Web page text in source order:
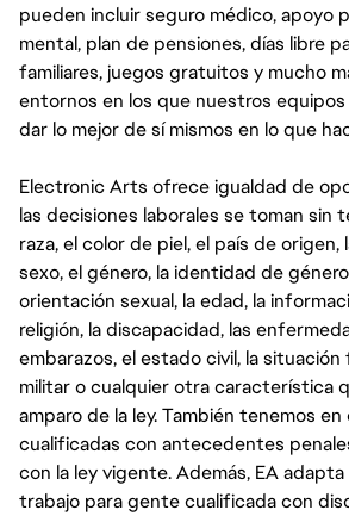
pueden incluir seguro médico, apoyo
mental, plan de pensiones, días libre
familiares, juegos gratuitos y mucho
entornos en los que nuestros
dar lo mejor de sí mismos en lo que
Electronic Arts ofrece igualdad de
las decisiones laborales se toman sin
raza, el color de piel, el país de origen,
sexo, el género, la identidad de
orientación sexual, la edad, la
religión, la discapacidad, las
embarazos, el estado civil, la situación
militar o cualquier otra característica
amparo de la ley. También tenemos
cualificadas con antecedentes
con la ley vigente. Además, EA
trabajo para gente cualificada con